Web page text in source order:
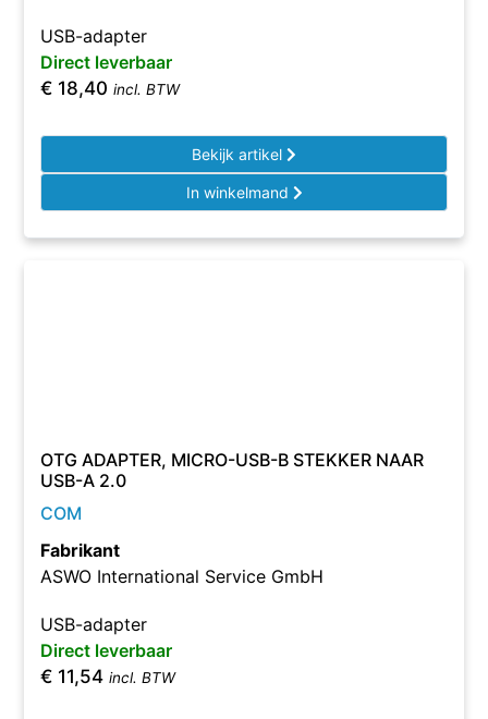
USB-adapter
Direct leverbaar
€ 18,40 incl. BTW
Bekijk artikel
In winkelmand
OTG ADAPTER, MICRO-USB-B STEKKER NAAR
USB-A 2.0
COM
Fabrikant
ASWO International Service GmbH
USB-adapter
Direct leverbaar
€ 11,54 incl. BTW